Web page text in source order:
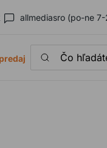
allmediasro (po-ne
Čo hľadáte?